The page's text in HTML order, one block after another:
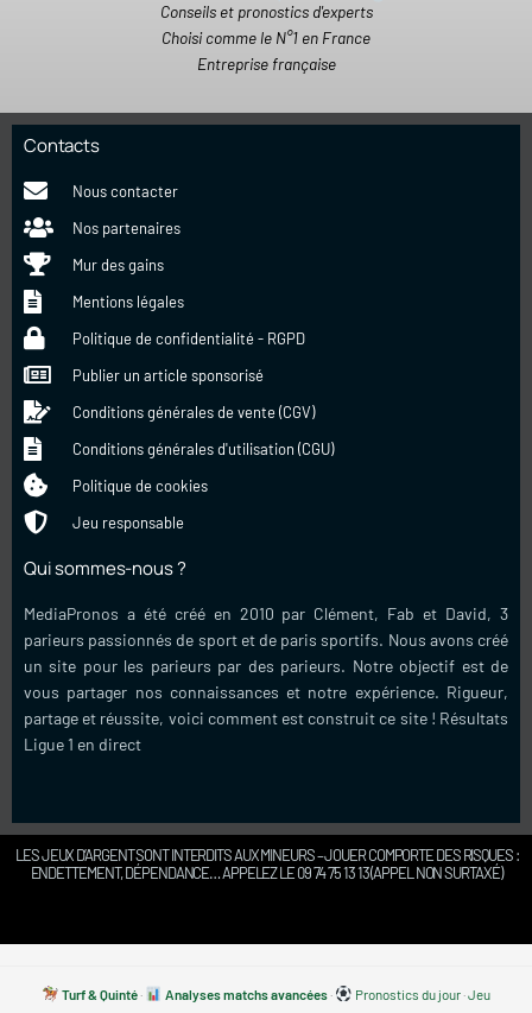
Conseils et pronostics d'experts
Choisi comme le N°1 en France
Entreprise française
Contacts
Nous contacter
Nos partenaires
Mur des gains
Mentions légales
Politique de confidentialité - RGPD
Publier un article sponsorisé
Conditions générales de vente (CGV)
Conditions générales d'utilisation (CGU)
Politique de cookies
Jeu responsable
Qui sommes-nous ?
MediaPronos a été créé en 2010 par Clément, Fab et David, 3
parieurs passionnés de sport et de paris sportifs. Nous avons créé
un site pour les parieurs par des parieurs. Notre objectif est de
vous partager nos connaissances et notre expérience. Rigueur,
partage et réussite, voici comment est construit ce site ! Résultats
Ligue 1 en direct
LES JEUX D’ARGENT SONT INTERDITS AUX MINEURS – JOUER COMPORTE DES RISQUES :
ENDETTEMENT, DÉPENDANCE… APPELEZ LE 09 74 75 13 13 (APPEL NON SURTAXÉ)
Turf & Quinté· Analyses matchs avancées· Pronostics du jour·Jeu